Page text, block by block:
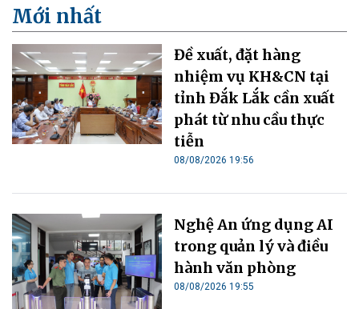
Mới nhất
Đề xuất, đặt hàng
nhiệm vụ KH&CN tại
tỉnh Đắk Lắk cần xuất
phát từ nhu cầu thực
tiễn
08/08/2026 19:56
Nghệ An ứng dụng AI
trong quản lý và điều
hành văn phòng
08/08/2026 19:55